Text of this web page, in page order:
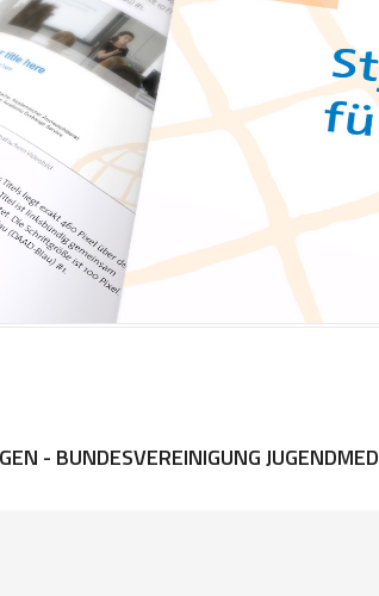
- BUNDESVEREINIGUNG